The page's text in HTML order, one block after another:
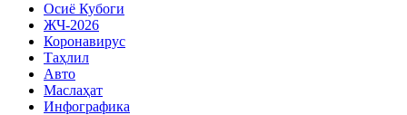
Осиё Кубоги
ЖЧ-2026
Коронавирус
Таҳлил
Авто
Маслаҳат
Инфографика